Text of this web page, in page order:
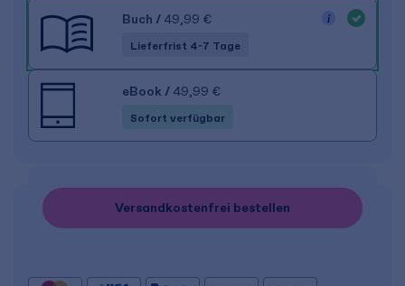
Buch / 49,99 €
Lieferfrist 4-7 Tage
eBook / 49,99 €
Sofort verfügbar
Versandkostenfrei bestellen